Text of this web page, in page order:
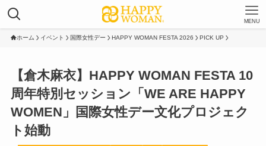
MENU
ホーム イベント 国際女性デー HAPPY WOMAN FESTA 2026 PICK UP
【倉木麻衣】HAPPY WOMAN FESTA 10
周年特別セッション「WE ARE HAPPY
WOMEN」国際女性デー文化プロジェク
ト始動